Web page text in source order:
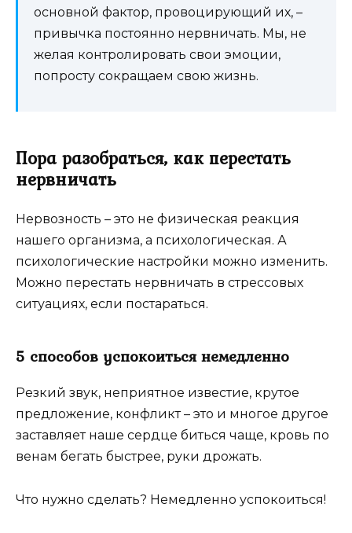
основной фактор, провоцирующий их, –
привычка постоянно нервничать. Мы, не
желая контролировать свои эмоции,
попросту сокращаем свою жизнь.
Пора разобраться, как перестать
нервничать
Нервозность – это не физическая реакция
нашего организма, а психологическая. А
психологические настройки можно изменить.
Можно перестать нервничать в стрессовых
ситуациях, если постараться.
5 способов успокоиться немедленно
Резкий звук, неприятное известие, крутое
предложение, конфликт – это и многое другое
заставляет наше сердце биться чаще, кровь по
венам бегать быстрее, руки дрожать.
Что нужно сделать? Немедленно успокоиться!